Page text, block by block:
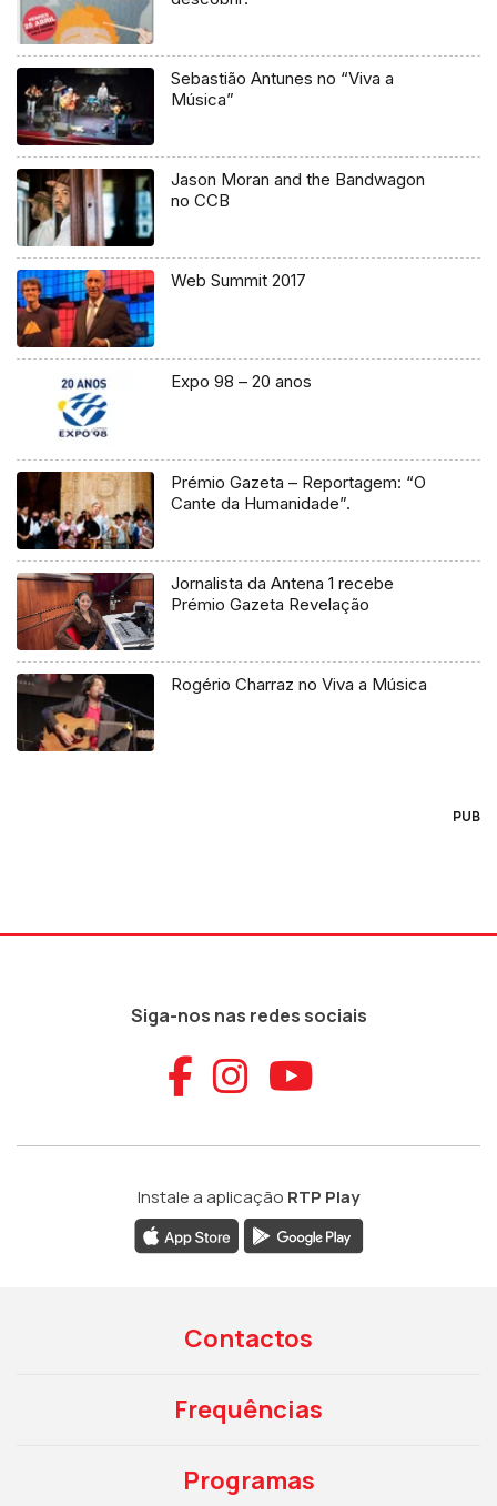
Sebastião Antunes no “Viva a
Música”
Jason Moran and the Bandwagon
no CCB
Web Summit 2017
Expo 98 – 20 anos
Prémio Gazeta – Reportagem: “O
Cante da Humanidade”.
Jornalista da Antena 1 recebe
Prémio Gazeta Revelação
Rogério Charraz no Viva a Música
PUB
Siga-nos nas redes sociais
Aceder ao
Aceder ao
Aceder
Instale a aplicação RTP Play
Contactos
Frequências
Programas